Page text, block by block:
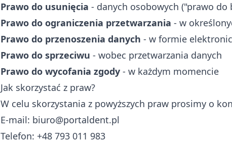
Prawo do usunięcia - danych osobowych ("prawo do
Prawo do ograniczenia przetwarzania - w
Prawo do przenoszenia danych - w formie
Prawo do sprzeciwu - wobec przetwarzania danych
Prawo do wycofania zgody - w każdym momencie
Jak skorzystać z praw?
W celu skorzystania z powyższych praw prosimy o
E-mail: biuro@portaldent.pl
Telefon: +48 793 011 983